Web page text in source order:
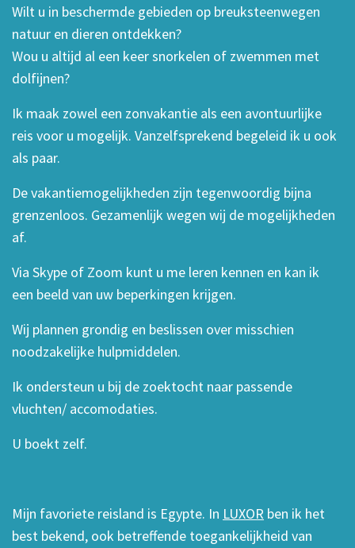
Wilt u in beschermde gebieden op breuksteenwegen
natuur en dieren ontdekken?
Wou u altijd al een keer snorkelen of zwemmen met
dolfijnen?
Ik maak zowel een zonvakantie als een avontuurlijke
reis voor u mogelijk. Vanzelfsprekend begeleid ik u ook
als paar.
De vakantiemogelijkheden zijn tegenwoordig bijna
grenzenloos. Gezamenlijk wegen wij de mogelijkheden
af.
Via Skype of Zoom kunt u me leren kennen en kan ik
een beeld van uw beperkingen krijgen.
Wij plannen grondig en beslissen over misschien
noodzakelijke hulpmiddelen.
Ik ondersteun u bij de zoektocht naar passende
vluchten/ accomodaties.
U boekt zelf.
Mijn favoriete reisland is Egypte. In LUXOR ben ik het
best bekend, ook betreffende toegankelijkheid van